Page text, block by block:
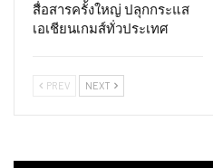
สื่อสารครั้งใหญ่ ปลุกกระแส
เอเชียนเกมส์ทั่วประเทศ
PREV NEXT